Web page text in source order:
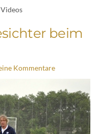
Videos
beim
Kommentare